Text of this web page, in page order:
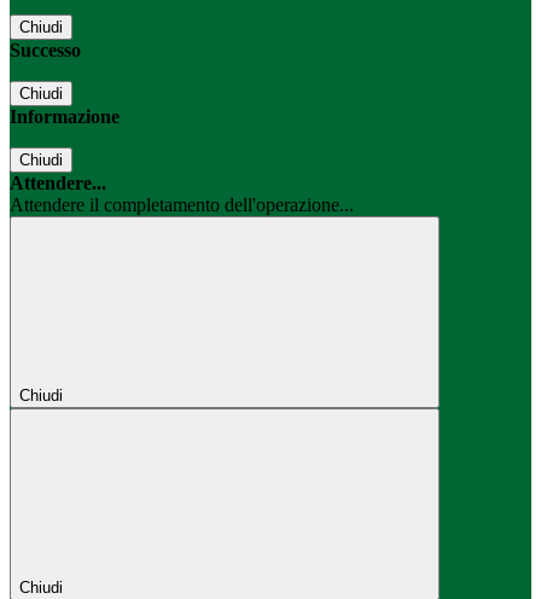
Chiudi
Successo
Chiudi
Informazione
Chiudi
Attendere...
Attendere il completamento dell'operazione...
Chiudi
Chiudi